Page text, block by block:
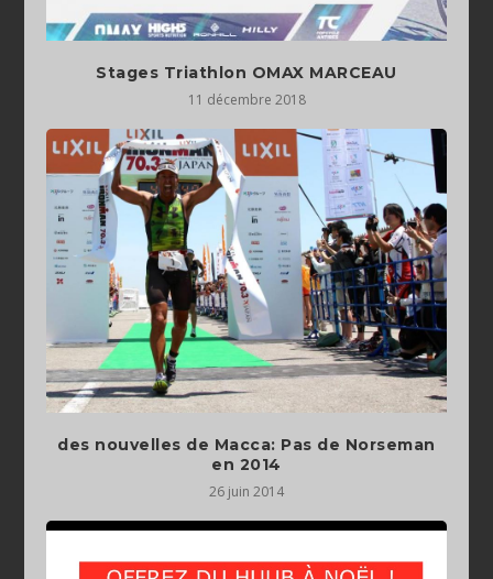
Stages Triathlon OMAX MARCEAU
11 décembre 2018
des nouvelles de Macca: Pas de Norseman
en 2014
26 juin 2014